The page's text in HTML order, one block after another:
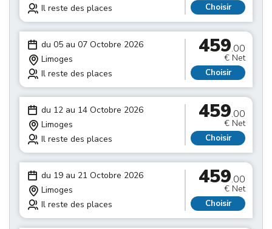
Il reste des places
Choisir
du 05 au 07 Octobre 2026
Limoges
Il reste des places
459.00
€ Net
Choisir
du 12 au 14 Octobre 2026
Limoges
Il reste des places
459.00
€ Net
Choisir
du 19 au 21 Octobre 2026
Limoges
Il reste des places
459.00
€ Net
Choisir